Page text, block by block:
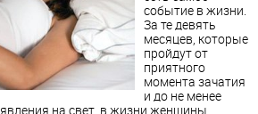
событие в жизни.
За те девять
месяцев, которые
пройдут от
приятного
момента зачатия
и до не менее
на свет, в жизни женщины